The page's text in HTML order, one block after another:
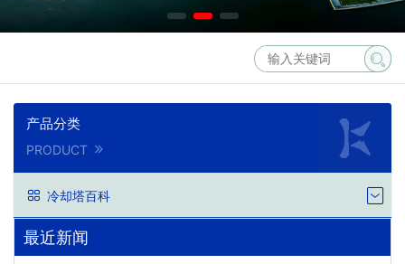
产品分类
PRODUCT
冷却塔百科
最近新闻